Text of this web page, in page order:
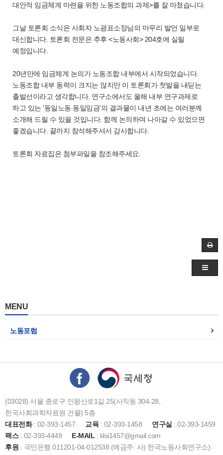
대안적 임금체계 마련을 위한 노동조합의 과제>를 잘 마쳤습니다.
그날 토론회 소식은 사회자 노광표소장님의 마무리 발언 일부로
대신합니다. 토론회 전문은 추후 <노동사회> 204호에 실릴
예정입니다.
20년만에 임금체계 논의가 노동조합 내부에서 시작되었습니다.
노동조합 내부 동력이 크지는 않지만 이 토론회가 첫발을 내딛는
출발선이라고 생각합니다. 연구소에서도 올해 내부 연구과제로
하고 있는 '동일노동 동일임금'의 결과물이 내년 초에는 여러분께
소개해 드릴 수 있을 것입니다. 함께 논의하며 나아갈 수 있었으면
좋겠습니다. 끝까지 참석해주셔서 감사합니다.
토론회 자료집은 첨부파일을 참조해주세요.
MENU
노동포럼
(03028) 서울 종로구 인왕산로1길 25(사직동 304-28,
한국사회과학자료원 건물) 5층
대표전화: 02-393-1457 교육: 02-393-1458 연구실 : 02-393-1459
팩스: 02-393-4449 E-MAIL : klsi1457@gmail.com
후원 : 국민은행 011201-04-012538 (예금주: 사) 한국노동사회연구소)